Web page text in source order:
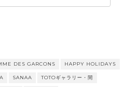
DES GARCONS HAPPY HOLIDAYS
SANAA TOTOギャラリー・間